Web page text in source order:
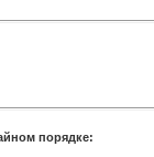
порядке: